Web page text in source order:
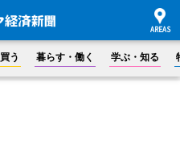
買う 暮らす・働く 学ぶ・知る